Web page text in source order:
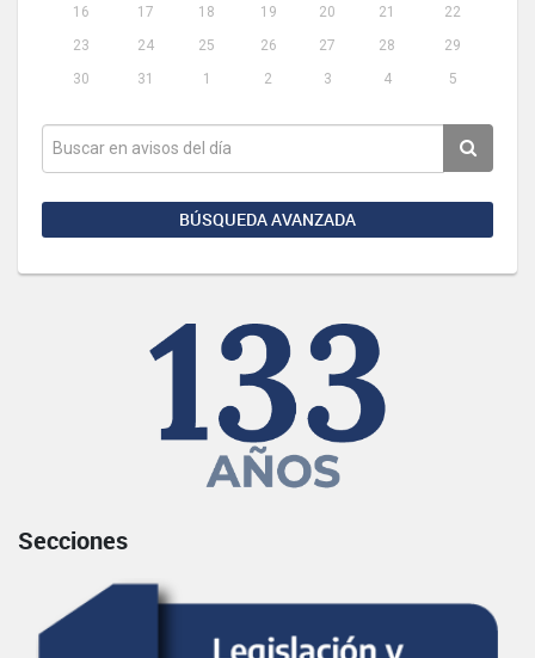
16
17 18 19 20 21
22
23
24 25 26 27 28
29
30
31 1 2 3 4 5
BÚSQUEDA AVANZADA
Secciones